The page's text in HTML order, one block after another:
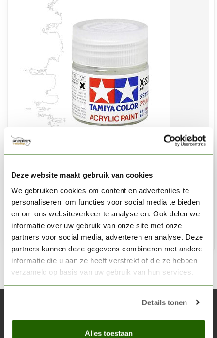
Deze website maakt gebruik van cookies
We gebruiken cookies om content en advertenties te
personaliseren, om functies voor social media te bieden
en om ons websiteverkeer te analyseren. Ook delen we
informatie over uw gebruik van onze site met onze
partners voor social media, adverteren en analyse. Deze
partners kunnen deze gegevens combineren met andere
informatie die u aan ze heeft verstrekt of die ze hebben
verzameld op basis van uw gebruik van hun services.
Details tonen
Alles toestaan
Clear - X-22 - 23ml - TAM 81022
€4,59
Op voorraad
Blijf op de hoogte over onze laatste acties